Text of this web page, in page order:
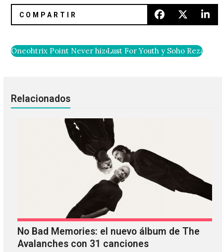
Oneohtrix Point Never hizo un hermoso edit de «Evening
Lust For Youth y Soho
Relacionados
No Bad Memories: el nuevo álbum de The
Avalanches con 31 canciones